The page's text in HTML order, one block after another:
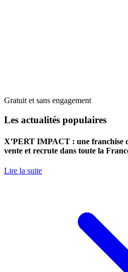
Gratuit et sans engagement
Les actualités populaires
X’PERT IMPACT : une franchise
vente et recrute dans toute la
Lire la suite